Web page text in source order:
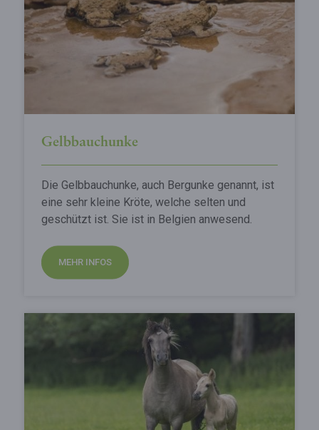
Gelbbauchunke
Die Gelbbauchunke, auch Bergunke genannt, ist
eine sehr kleine Kröte, welche selten und
geschützt ist. Sie ist in Belgien anwesend.
MEHR INFOS